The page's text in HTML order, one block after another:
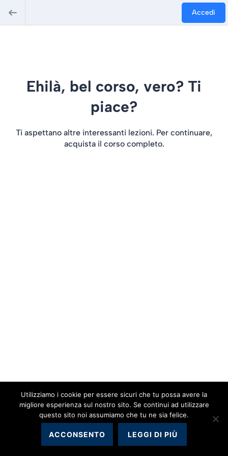
Accedi
Ehilà, bel corso, vero? Ti
piace?
Ti aspettano altre interessanti lezioni. Per continuare,
acquista il corso completo.
Utilizziamo i cookie per essere sicuri che tu possa avere la
migliore esperienza sul nostro sito. Se continui ad utilizzare
questo sito noi assumiamo che tu ne sia felice.
ACCONSENTO LEGGI DI PIÙ